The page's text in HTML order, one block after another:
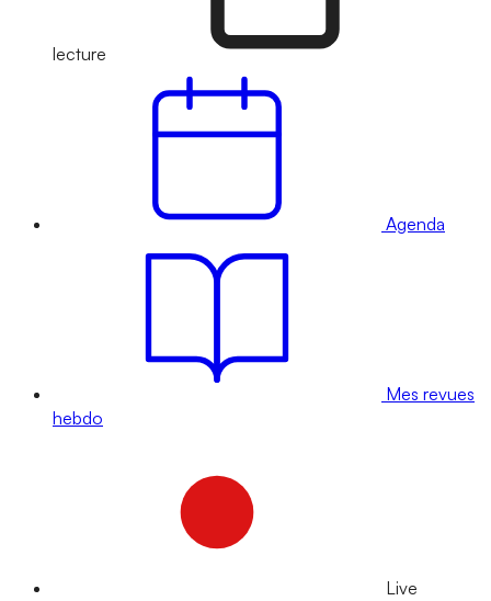
lecture
Agenda
Mes revues
hebdo
Live